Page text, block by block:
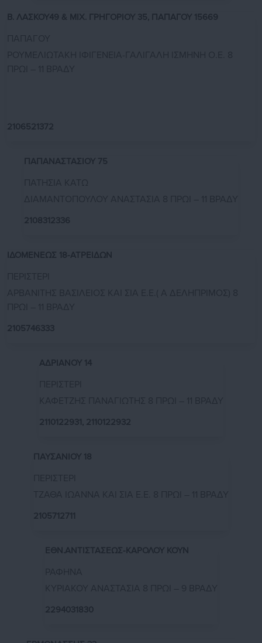
Β. ΛΑΣΚΟΥ49 & ΜΙΧ. ΓΡΗΓΟΡΙΟΥ 35, ΠΑΠΑΓΟΥ 15669
2106521372
ΠΑΠΑΝΑΣΤΑΣΙΟΥ 75
2108312336
ΙΔΟΜΕΝΕΩΣ 18-ΑΤΡΕΙΔΩΝ
2105746333
ΑΔΡΙΑΝΟΥ 14
2110122931, 2110122932
ΠΑΥΣΑΝΙΟΥ 18
2105712711
ΕΘΝ.ΑΝΤΙΣΤΑΣΕΩΣ-ΚΑΡΟΛΟΥ ΚΟΥΝ
2294031830